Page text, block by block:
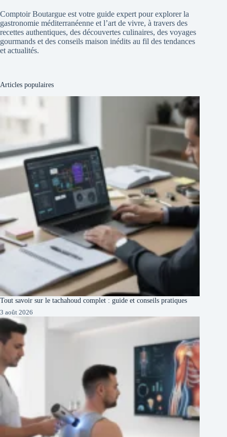
Comptoir Boutargue est votre guide expert pour explorer la
gastronomie méditerranéenne et l’art de vivre, à travers des
recettes authentiques, des découvertes culinaires, des voyages
gourmands et des conseils maison inédits au fil des tendances
et actualités.
Articles populaires
Tout savoir sur le tachahoud complet : guide et conseils pratiques
3 août 2026